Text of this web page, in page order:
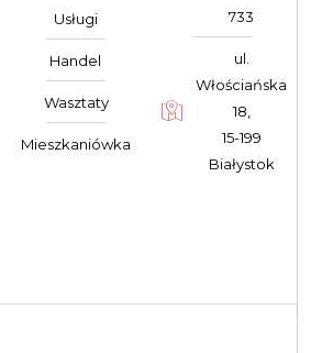
Usługi
Handel
Wasztaty
Mieszkaniówka
733
ul.
Włościańska
18,
15-199
Białystok